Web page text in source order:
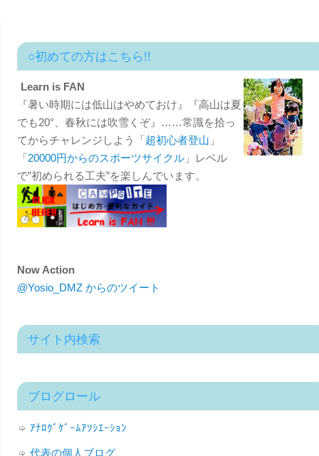
○初めての方はこちら!!
Learn is FAN
『暑い時期には低山はやめておけ』『高山は夏
でも20°、春秋には吹雪くぞ』……常識を拾っ
てからチャレンジしよう「超初心者登山 」
「20000円からのスポーツサイクル」レベル
で”初められる工夫”を楽しんでいます。
Now Action
@Yosio_DMZ からのツイート
サイト内検索
ブログロール
ｱﾅﾛｸﾞｹﾞｰﾑｱｿｼｴｰｼｮﾝ
代表の個人ブログ